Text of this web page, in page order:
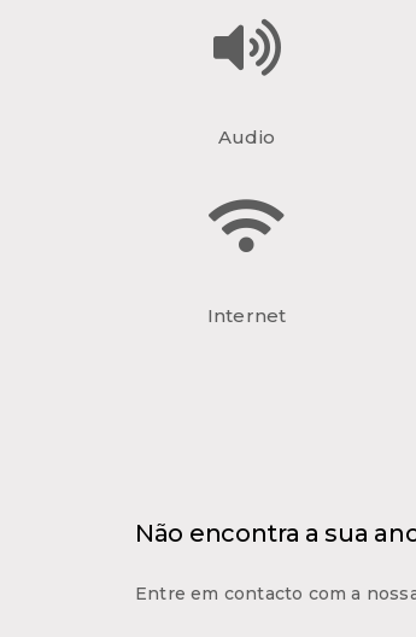
Audio
Internet
Não encontra a sua
Entre em contacto com a